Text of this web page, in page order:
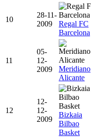
10
28-11-
2009
Regal FC
Barcelona
11
05-
12-
2009
Meridiano
Alicante
12
12-
12-
2009
Bizkaia
Bilbao
Basket